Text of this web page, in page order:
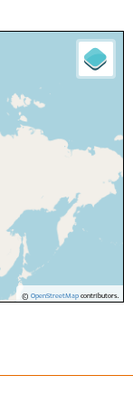
© OpenStreetMapcontributors.